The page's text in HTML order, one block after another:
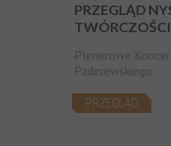
PRZEGLĄD
TWÓRCZOŚCI
Plenerowe
Paderewskiego
PRZEGLĄD